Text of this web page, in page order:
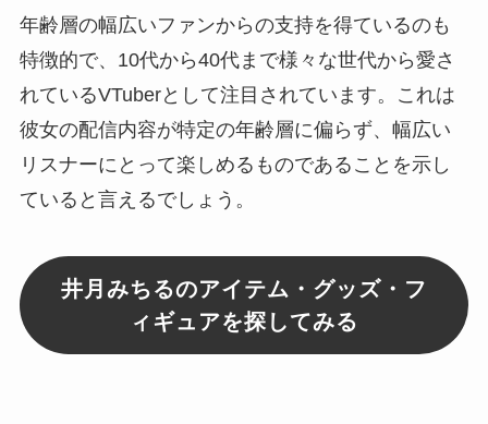
年齢層の幅広いファンからの支持を得ているのも
特徴的で、10代から40代まで様々な世代から愛さ
れているVTuberとして注目されています。これは
彼女の配信内容が特定の年齢層に偏らず、幅広い
リスナーにとって楽しめるものであることを示し
ていると言えるでしょう。
井月みちるのアイテム・グッズ・フ
ィギュアを探してみる